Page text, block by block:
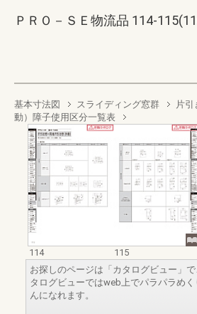
ＰＲＯ－ＳＥ物流品 114-
基本寸法図 スライディング窓群
片
動）障子使用区分一覧表
114
115
お探しのページは「カタログビュー」
タログビューではweb上でパラパラめ
んになれます。